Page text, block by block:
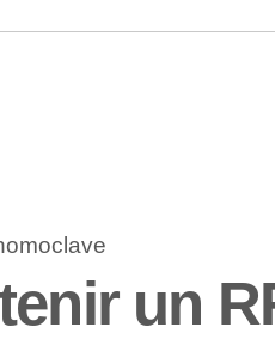
un